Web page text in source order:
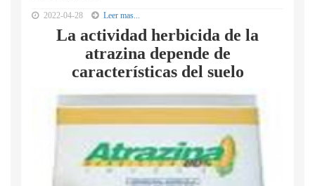
2022-04-28 Leer mas...
La actividad herbicida de la
atrazina depende de
características del suelo